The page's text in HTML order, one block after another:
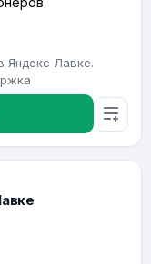
Яндекс Лавке.